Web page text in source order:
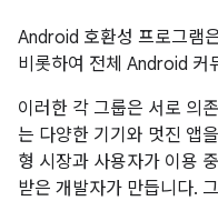
Android 호환성 프로그램
비롯하여 전체 Android 커
이러한 각 그룹은 서로 의
는 다양한 기기와 멋진 앱
형 시장과 사용자가 이용
받은 개발자가 만듭니다.